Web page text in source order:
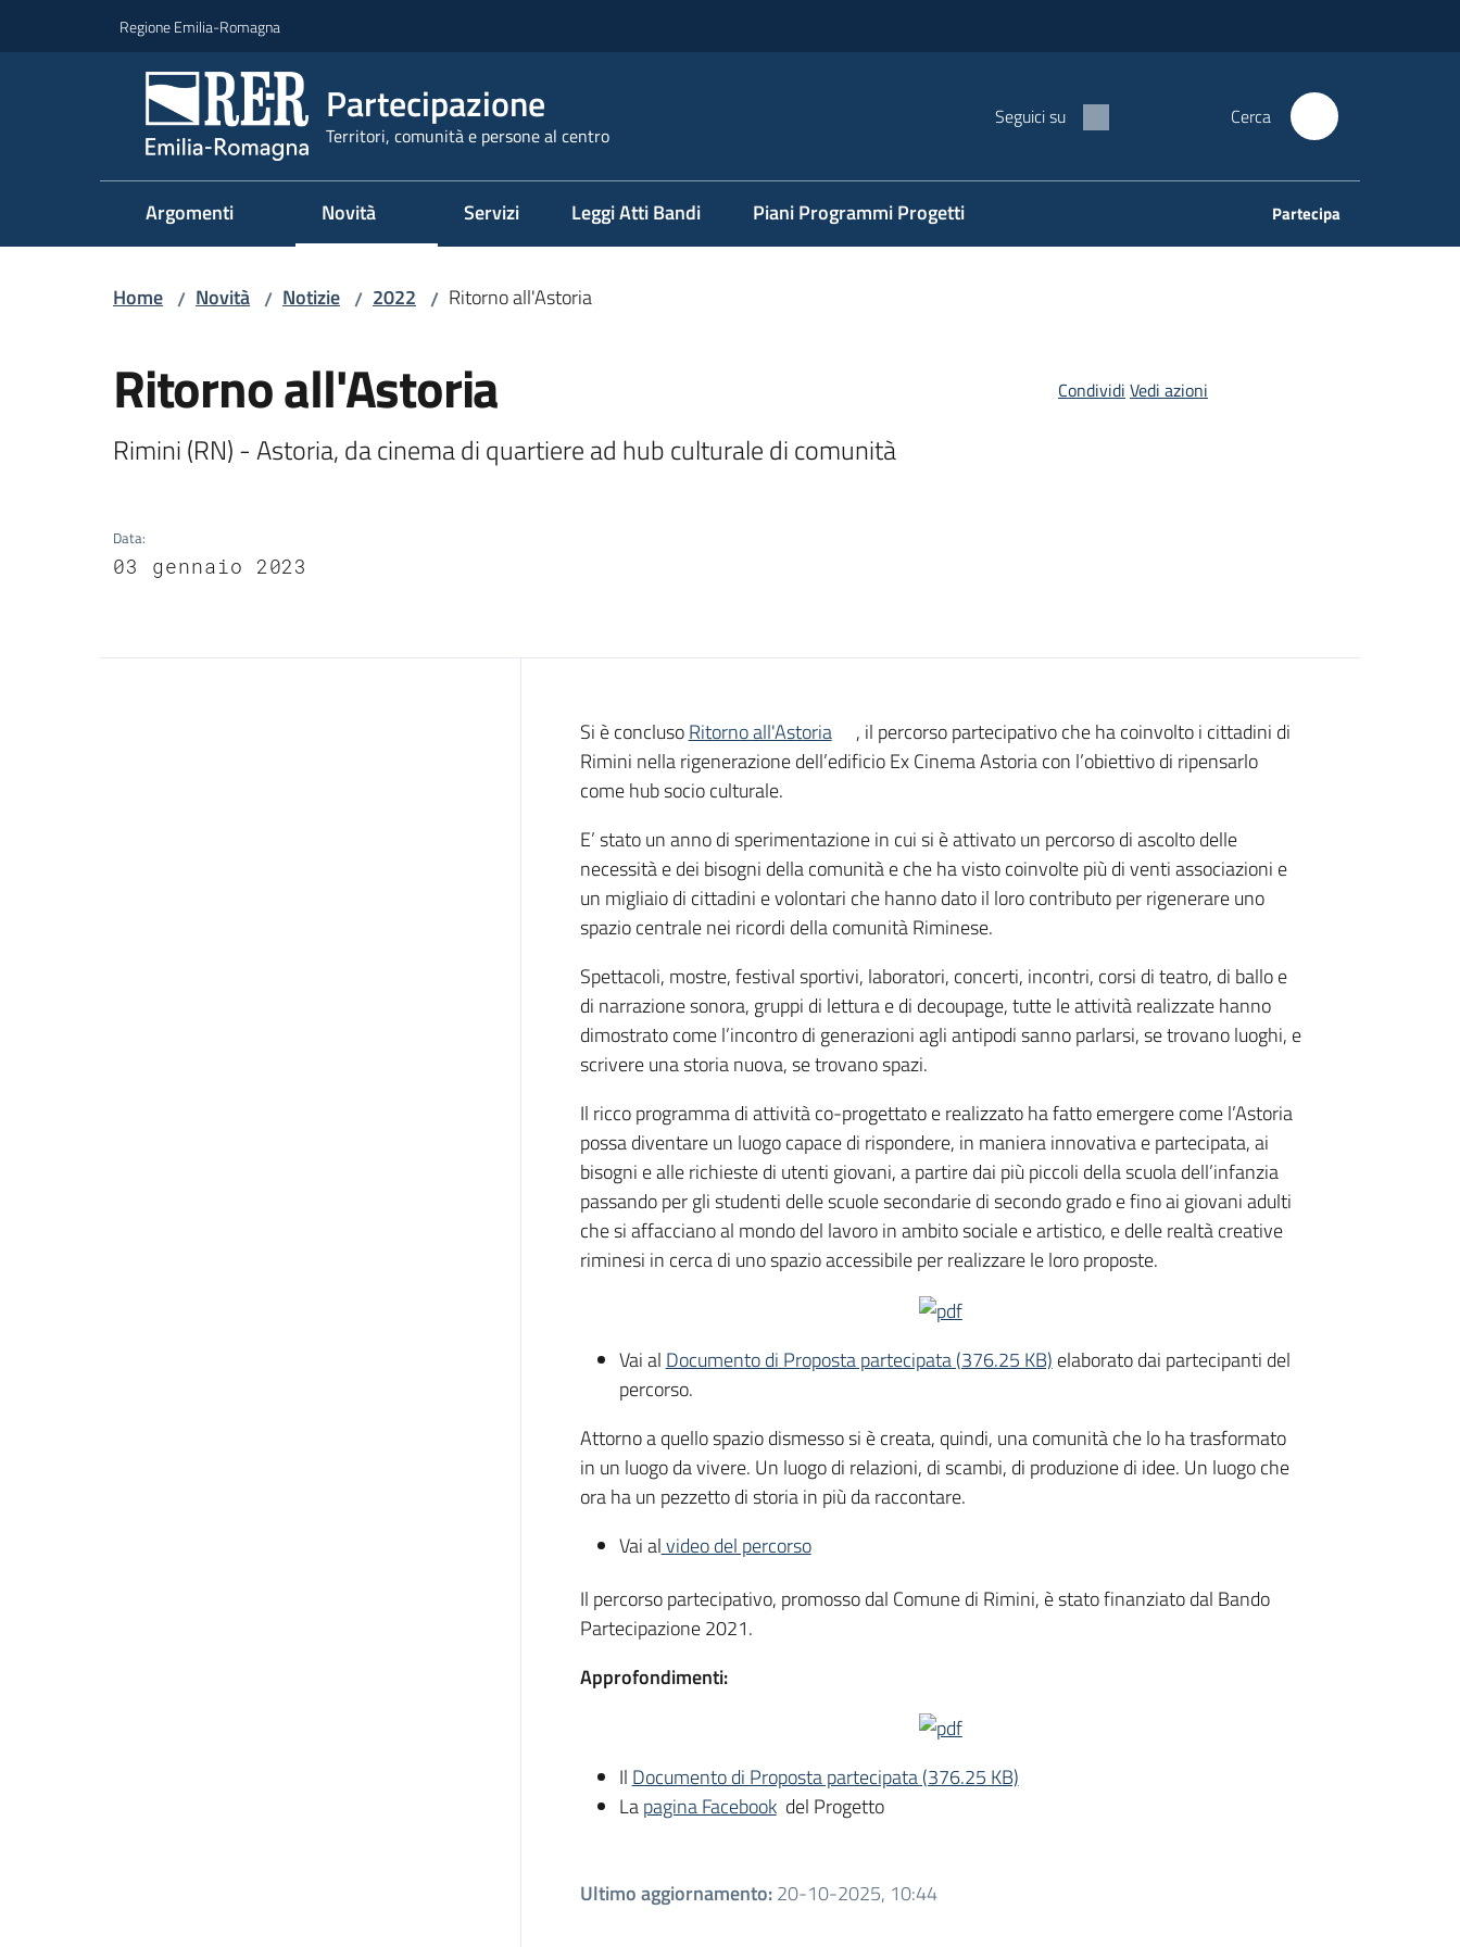
Regione Emilia-Romagna
Partecipazione
Territori, comunità e persone al centro
Seguici su Cerca
Argomenti Novità Servizi Leggi Atti Bandi Piani Programmi Progetti Partecipa
Home / Novità / Notizie / 2022 / Ritorno all'Astoria
Ritorno all'Astoria
Rimini (RN) - Astoria, da cinema di quartiere ad hub culturale di comunità
Data:
03 gennaio 2023
Condividi Vedi azioni
Introduzione
Si è conclusoRitorno all'Astoria
, il percorso partecipativo che ha coinvolto i cittadini di
Rimini nella rigenerazione dell’edificio Ex Cinema Astoria con l’obiettivo di ripensarlo
come hub socio culturale.
E’ stato un anno di sperimentazione in cui si è attivato un percorso di ascolto delle
necessità e dei bisogni della comunità e che ha visto coinvolte più di venti associazioni e
un migliaio di cittadini e volontari che hanno dato il loro contributo per rigenerare uno
spazio centrale nei ricordi della comunità Riminese.
Spettacoli, mostre, festival sportivi, laboratori, concerti, incontri, corsi di teatro, di ballo e
di narrazione sonora, gruppi di lettura e di decoupage, tutte le attività realizzate hanno
dimostrato come l’incontro di generazioni agli antipodi sanno parlarsi, se trovano luoghi, e
scrivere una storia nuova, se trovano spazi.
Il ricco programma di attività co-progettato e realizzato ha fatto emergere come l’Astoria
possa diventare un luogo capace di rispondere, in maniera innovativa e partecipata, ai
bisogni e alle richieste di utenti giovani, a partire dai più piccoli della scuola dell’infanzia
passando per gli studenti delle scuole secondarie di secondo grado e fino ai giovani adulti
che si affacciano al mondo del lavoro in ambito sociale e artistico, e delle realtà creative
riminesi in cerca di uno spazio accessibile per realizzare le loro proposte.
Vai al Documento di Proposta partecipata (376.25 KB) elaborato dai partecipanti del
percorso.
Attorno a quello spazio dismesso si è creata, quindi, una comunità che lo ha trasformato
in un luogo da vivere. Un luogo di relazioni, di scambi, di produzione di idee. Un luogo che
ora ha un pezzetto di storia in più da raccontare.
Vai alvideo del percorso
Il percorso partecipativo, promosso dal Comune di Rimini, è stato finanziato dal Bando
Partecipazione 2021.
Approfondimenti:
Il Documento di Proposta partecipata (376.25 KB)
Lapagina Facebook del Progetto
Ultimo aggiornamento:20-10-2025, 10:44